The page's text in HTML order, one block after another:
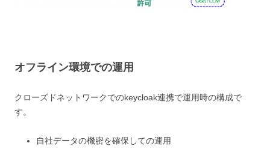
オフライン環境での運用
クローズドネットワークでのkeycloak連携で運用時の構成で
す。
自社データの機密を確保しての運用